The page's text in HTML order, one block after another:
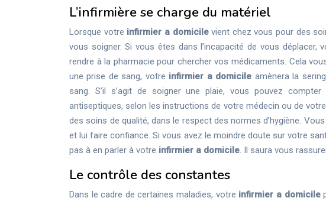
L’infirmière se charge du matériel
Lorsque votre infirmier a domicilevient chez vous pour des
vous soigner. Si vous êtes dans l’incapacité de vous déplacer,
rendre à la pharmacie pour chercher vos médicaments. Cela
une prise de sang, votre infirmier a domicile amènera la
sang. S’il s’agit de soigner une plaie, vous pouvez
antiseptiques, selon les instructions de votre médecin ou de
des soins de qualité, dans le respect des normes d’hygiène.
et lui faire confiance. Si vous avez le moindre doute sur votre
pas à en parler à votre infirmier a domicile. Il saura vous
Le contrôle des constantes
Dans le cadre de certaines maladies, votre infirmier a domicile